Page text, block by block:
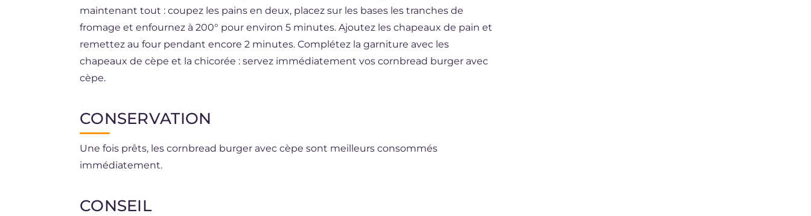
maintenant tout : coupez les pains en deux, placez sur les bases les tranches de
fromage et enfournez à 200° pour environ 5 minutes. Ajoutez les chapeaux de pain et
remettez au four pendant encore 2 minutes. Complétez la garniture avec les
chapeaux de cèpe et la chicorée : servez immédiatement vos cornbread burger avec
cèpe.
CONSERVATION
Une fois prêts, les cornbread burger avec cèpe sont meilleurs consommés
immédiatement.
CONSEIL